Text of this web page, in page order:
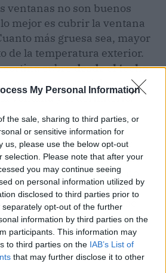
My Personal Information
the sale, sharing to third parties, or
or sensitive information for
us, please use the below opt-out
selection. Please note that after your
you may continue seeing
on personal information utilized by
disclosed to third parties prior to
opt-out of the further
information by third parties on the
participants. This information may
to third parties on the IAB’s List of
that may further disclose it to other
ventanas no son buenos
mejor es cubrir la ventana
más gruesa sea, mayor
de la temperatura exterior.
cortina cubredesde el techo
una cámara aislante
la ventana y el dormitorio.
trucos ya tienes un
para disfrutar del mejor
en el exterior las bajas
invadido el paisaje. Y no
la ropa adecuada para la
para el descanso